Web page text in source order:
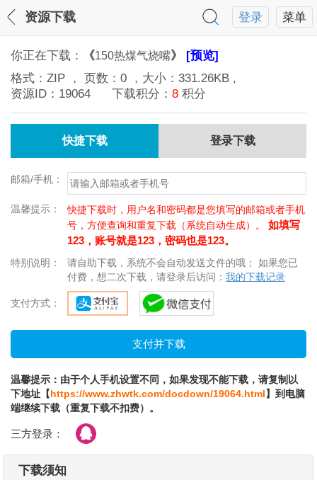
菜单
登录
资源下载
你正在下载： 《150热煤气烧嘴》 [预览]
格式： ZIP ， 页数： 0 ，大小： 331.26KB ,
资源ID： 19064 下载积分： 8 积分
快捷下载 登录下载
邮箱/手机：
温馨提示：
快捷下载时，用户名和密码都是您填写的邮箱或者手机
号，方便查询和重复下载（系统自动生成）。 如填写
123，账号就是123，密码也是123。
特别说明：
请自助下载，系统不会自动发送文件的哦； 如果您已
付费，想二次下载，请登录后访问： 我的下载记录
支付方式：
温馨提示：由于个人手机设置不同，如果发现不能下载，请复制以
下地址【https://www.zhwtk.com/docdown/19064.html】到电脑
端继续下载（重复下载不扣费）。
三方登录：
下载须知